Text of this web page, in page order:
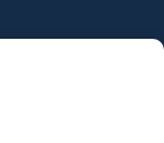
إلى
المحتوى